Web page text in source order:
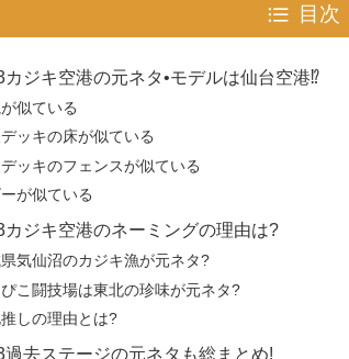
目次
カジキ空港の元ネタ•モデルは仙台空港⁉︎
似ている
ッキの床が似ている
ッキのフェンスが似ている
が似ている
カジキ空港のネーミングの理由は?
気仙沼のカジキ漁が元ネタ?
こ闘技場は東北の珍味が元ネタ?
しの理由とは?
過去ステージの元ネタも総まとめ!